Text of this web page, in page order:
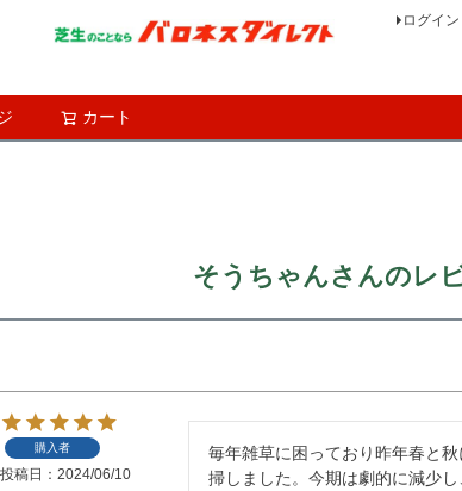
ログイン
カート
そうちゃんさんのレ
購入者
投稿日 2024/06/10
毎年雑草に困っており昨年春と
掃しました。今期は劇的に減少